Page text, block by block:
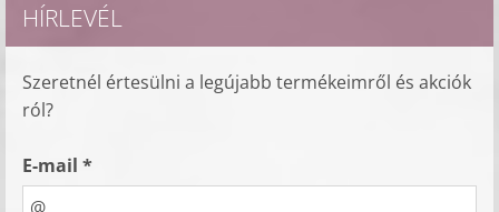
HÍRLEVÉL
Szeretnél értesülni a legújabb termékeimről és akciók
ról?
E-mail *